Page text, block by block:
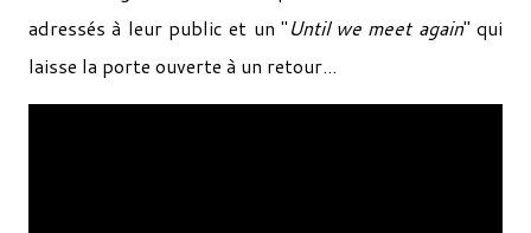
adressés à leur public et un "Until we meet again" qui
laisse la porte ouverte à un retour...